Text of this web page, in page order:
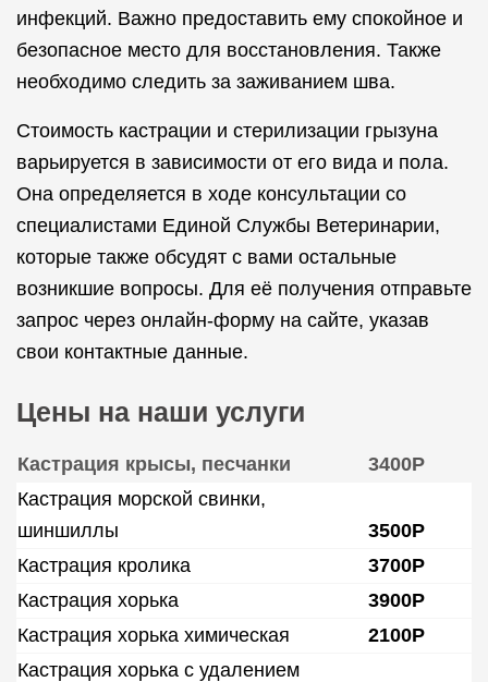
инфекций. Важно предоставить ему спокойное и
безопасное место для восстановления. Также
необходимо следить за заживанием шва.
Стоимость кастрации и стерилизации грызуна
варьируется в зависимости от его вида и пола.
Она определяется в ходе консультации со
специалистами Единой Службы Ветеринарии,
которые также обсудят с вами остальные
возникшие вопросы. Для её получения отправьте
запрос через онлайн-форму на сайте, указав
свои контактные данные.
Цены на наши услуги
Кастрация крысы, песчанки
3400Р
Кастрация морской свинки,
шиншиллы
3500Р
Кастрация кролика
3700Р
Кастрация хорька
3900Р
Кастрация хорька химическая
2100Р
Кастрация хорька с удалением